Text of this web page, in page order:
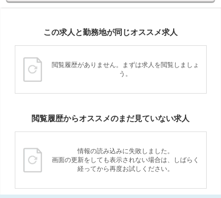
この求人と勤務地が同じオススメ求人
閲覧履歴がありません。まずは求人を閲覧しましょ
う。
閲覧履歴からオススメのまだ見ていない求人
情報の読み込みに失敗しました。
画面の更新をしても表示されない場合は、しばらく
経ってから再度お試しください。